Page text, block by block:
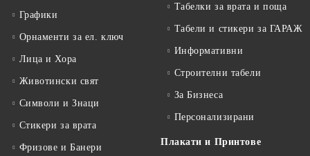
Графики
Орнаменти за ел. ключ
Лица и Хора
Животински свят
Символи и Знаци
Стикери за врата
Фризове и Банери
Табелки за врата и поща
Табели и стикери за ГАРАЖ
Информативни
Строителни табели
За Бизнеса
Персонализирани
Плакати и Принтове